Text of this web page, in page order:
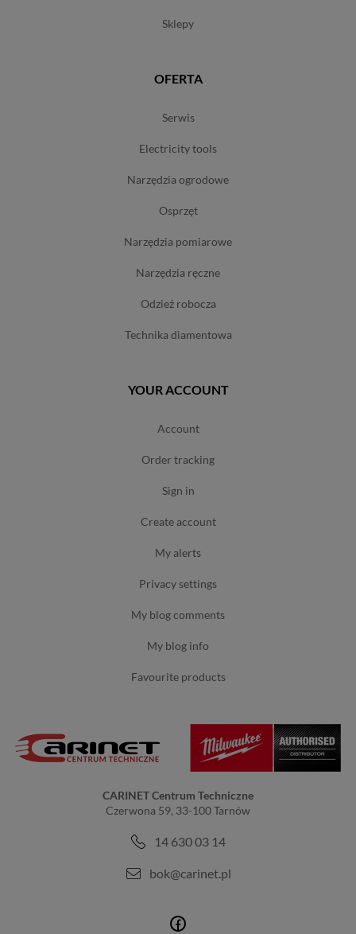
sklepy
OFERTA
serwis
electricity tools
narzędzia ogrodowe
osprzęt
narzędzia pomiarowe
narzędzia ręczne
odzież robocza
technika diamentowa
YOUR ACCOUNT
account
order tracking
sign in
create account
my alerts
privacy settings
my blog comments
my blog info
favourite products
CARINET Centrum Techniczne
Czerwona 59, 33-100 Tarnów
14 630 03 14
bok@carinet.pl